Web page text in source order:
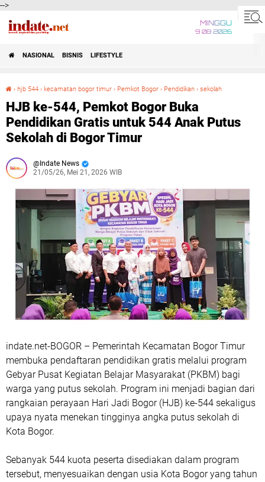
-->
MINGGU
9 08 2026
NASIONAL BISNIS LIFESTYLE
› hjb 544 › kecamatan bogor timur › Pemkot Bogor › Pendidikan › sekolah
HJB ke-544, Pemkot Bogor Buka
Pendidikan Gratis untuk 544 Anak Putus
Sekolah di Bogor Timur
Indate News
21/05/26, Mei 21, 2026 WIB
indate.net-BOGOR – Pemerintah Kecamatan Bogor Timur
membuka pendaftaran pendidikan gratis melalui program
Gebyar Pusat Kegiatan Belajar Masyarakat (PKBM) bagi
warga yang putus sekolah. Program ini menjadi bagian dari
rangkaian perayaan Hari Jadi Bogor (HJB) ke-544 sekaligus
upaya nyata menekan tingginya angka putus sekolah di
Kota Bogor.
Sebanyak 544 kuota peserta disediakan dalam program
tersebut, menyesuaikan dengan usia Kota Bogor yang tahun